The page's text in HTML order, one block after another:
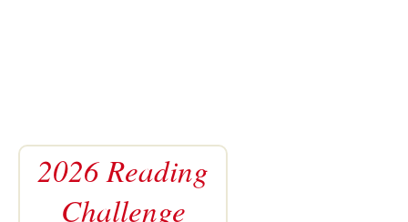
2026 Reading
Challenge